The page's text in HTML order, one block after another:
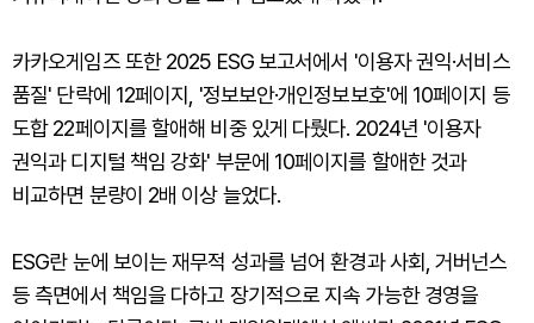
카카오게임즈 또한 2025 ESG 보고서에서 '이용자 권익·서비스
품질' 단락에 12페이지, '정보보안·개인정보보호'에 10페이지 등
도합 22페이지를 할애해 비중 있게 다뤘다. 2024년 '이용자
권익과 디지털 책임 강화' 부문에 10페이지를 할애한 것과
비교하면 분량이 2배 이상 늘었다.
ESG란 눈에 보이는 재무적 성과를 넘어 환경과 사회, 거버넌스
등 측면에서 책임을 다하고 장기적으로 지속 가능한 경영을